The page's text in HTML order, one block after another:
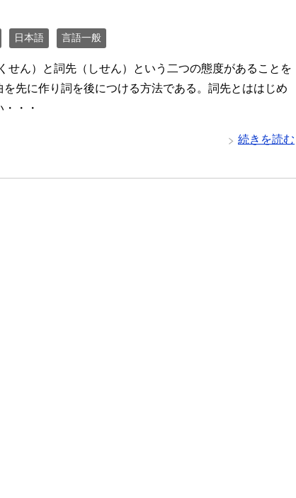
日本語 言語一般
せん）と詞先（しせん）という二つの態度があることを
先に作り詞を後につける方法である。詞先とははじめ
・・
続きを読む